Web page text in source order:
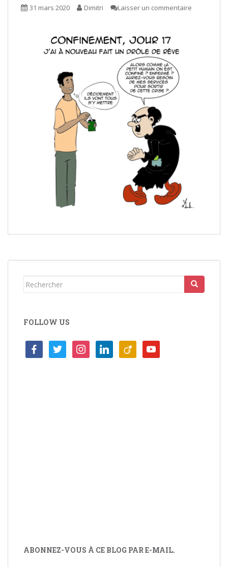
31 mars 2020 Dimitri Laisser un commentaire
Rechercher...
FOLLOW US
facebooktwitter instagramlinkedinviadeo youtube
ABONNEZ-VOUS À CE BLOG PAR E-MAIL.